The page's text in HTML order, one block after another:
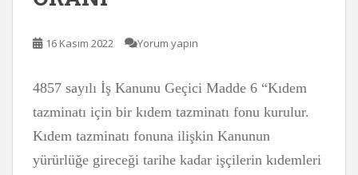
16 Kasım 2022 Yorum yapın
4857 sayılı İş Kanunu Geçici Madde 6 “Kıdem
tazminatı için bir kıdem tazminatı fonu kurulur.
Kıdem tazminatı fonuna ilişkin Kanunun
yürürlüğe gireceği tarihe kadar işçilerin kıdemleri